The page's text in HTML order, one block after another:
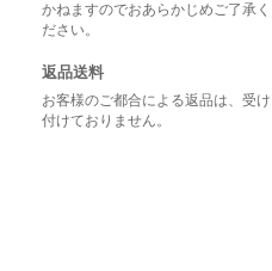
かねますのでおあらかじめご了承く
ださい。
返品送料
お客様のご都合による返品は、受け
付けておりません。